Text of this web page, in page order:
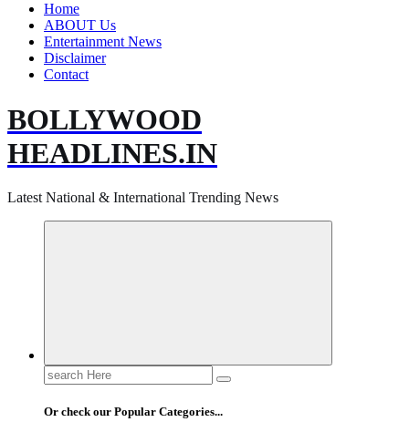
Home
ABOUT Us
Entertainment News
Disclaimer
Contact
BOLLYWOOD
HEADLINES.IN
Latest National & International Trending News
Search
for:
Or check our Popular Categories...